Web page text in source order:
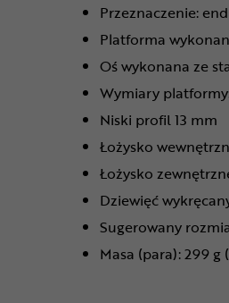
Przeznaczenie:
Platforma
Oś wykonana ze
Wymiary platformy:
Niski profil 13 mm
Łożysko
Łożysko
Dziewięć
Sugerowany
Masa (para): 299 g